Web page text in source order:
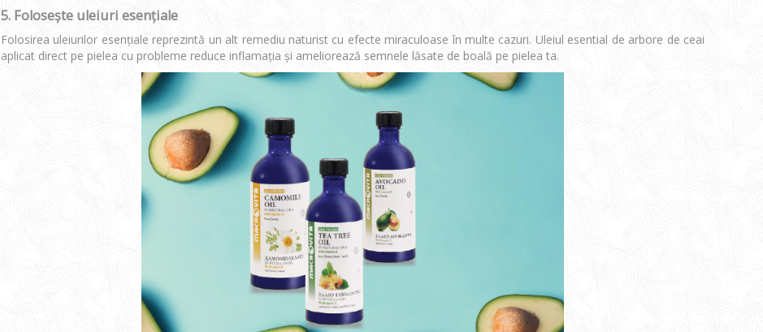
5. Folosește uleiuri esențiale
Folosirea uleiurilor esenţiale reprezintă un alt remediu naturist cu efecte miraculoase în multe cazuri. Uleiul esential de arbore de ceai
aplicat direct pe pielea cu probleme reduce inflamația și ameliorează semnele lăsate de boală pe pielea ta.